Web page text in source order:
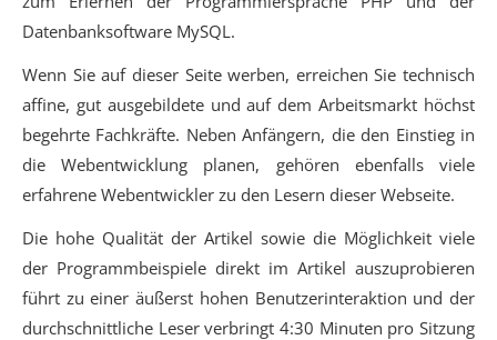
Datenbanksoftware MySQL.
Wenn Sie auf dieser Seite werben, erreichen Sie technisch
affine, gut ausgebildete und auf dem Arbeitsmarkt höchst
begehrte Fachkräfte. Neben Anfängern, die den Einstieg in
die Webentwicklung planen, gehören ebenfalls viele
erfahrene Webentwickler zu den Lesern dieser Webseite.
Die hohe Qualität der Artikel sowie die Möglichkeit viele
der Programmbeispiele direkt im Artikel auszuprobieren
führt zu einer äußerst hohen Benutzerinteraktion und der
durchschnittliche Leser verbringt 4:30 Minuten pro Sitzung